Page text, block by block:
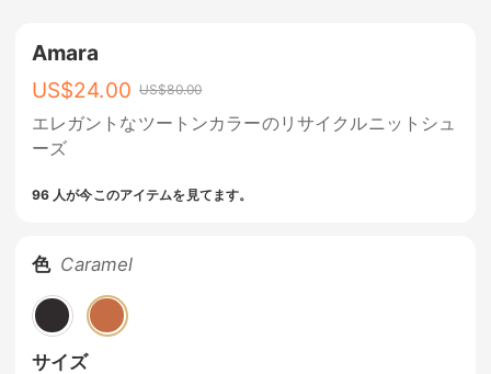
Amara
US$24.00 US$80.00
エレガントなツートンカラーのリサイクルニットシュ
ーズ
96 人が今このアイテムを見てます。
色 Caramel
サイズ